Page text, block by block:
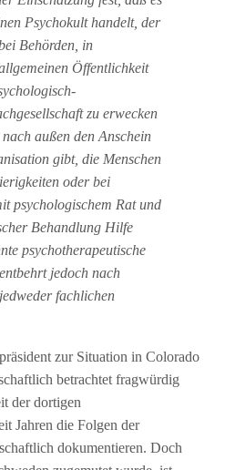
Psychokult handelt, der
Behörden, in
Öffentlichkeit
zu erwecken
außen den Anschein
gibt, die Menschen
oder bei
psychologischem Rat und
Behandlung Hilfe
psychotherapeutische
jedoch nach
fachlichen
zur Situation in Colorado
betrachtet fragwürdig
der dortigen
Jahren die Folgen der
dokumentieren. Doch